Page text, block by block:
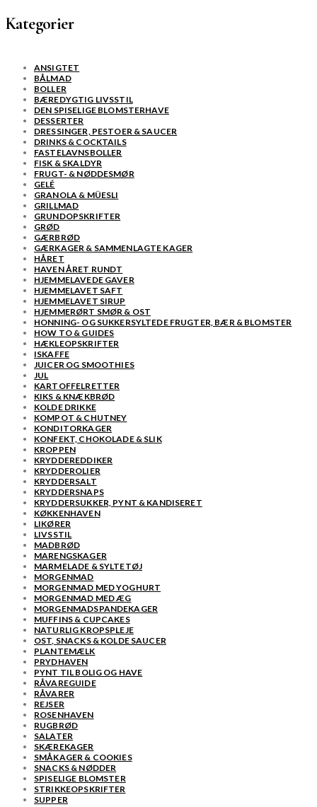
Kategorier
ANSIGTET
BÅLMAD
BOLLER
BÆREDYGTIG LIVSSTIL
DEN SPISELIGE BLOMSTERHAVE
DESSERTER
DRESSINGER, PESTOER & SAUCER
DRINKS & COCKTAILS
FASTELAVNSBOLLER
FISK & SKALDYR
FRUGT- & NØDDESMØR
GELÉ
GRANOLA & MÜESLI
GRILLMAD
GRUNDOPSKRIFTER
GRØD
GÆRBRØD
GÆRKAGER & SAMMENLAGTE KAGER
HÅRET
HAVEN ÅRET RUNDT
HJEMMELAVEDE GAVER
HJEMMELAVET SAFT
HJEMMELAVET SIRUP
HJEMMERØRT SMØR & OST
HONNING- OG SUKKERSYLTEDE FRUGTER, BÆR & BLOMSTER
HOW TO & GUIDES
HÆKLEOPSKRIFTER
ISKAFFE
JUICER OG SMOOTHIES
JUL
KARTOFFELRETTER
KIKS & KNÆKBRØD
KOLDE DRIKKE
KOMPOT & CHUTNEY
KONDITORKAGER
KONFEKT, CHOKOLADE & SLIK
KROPPEN
KRYDDEREDDIKER
KRYDDEROLIER
KRYDDERSALT
KRYDDERSNAPS
KRYDDERSUKKER, PYNT & KANDISERET
KØKKENHAVEN
LIKØRER
LIVSSTIL
MADBRØD
MARENGSKAGER
MARMELADE & SYLTETØJ
MORGENMAD
MORGENMAD MED YOGHURT
MORGENMAD MED ÆG
MORGENMADSPANDEKAGER
MUFFINS & CUPCAKES
NATURLIG KROPSPLEJE
OST, SNACKS & KOLDE SAUCER
PLANTEMÆLK
PRYDHAVEN
PYNT TIL BOLIG OG HAVE
RÅVAREGUIDE
RÅVARER
REJSER
ROSENHAVEN
RUGBRØD
SALATER
SKÆREKAGER
SMÅKAGER & COOKIES
SNACKS & NØDDER
SPISELIGE BLOMSTER
STRIKKEOPSKRIFTER
SUPPER